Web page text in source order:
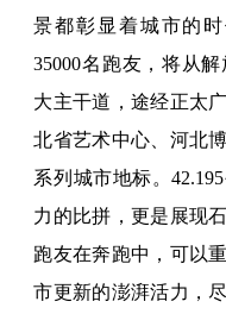
景都彰显着城市的
35000名跑友，将从
大主干道，途经正太
北省艺术中心、河北
系列城市地标。
力的比拼，更是展现
跑友在奔跑中，可以
市更新的澎湃活力，